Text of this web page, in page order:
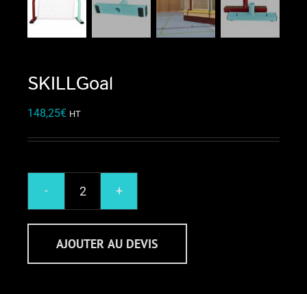
SKILLGoal
148,25€ HT
quantité
SKILLGoal
AJOUTER AU DEVIS